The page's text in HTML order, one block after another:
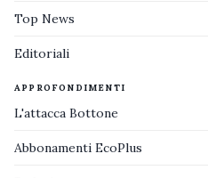
Top News
Editoriali
APPROFONDIMENTI
L'attacca Bottone
Abbonamenti EcoPlus